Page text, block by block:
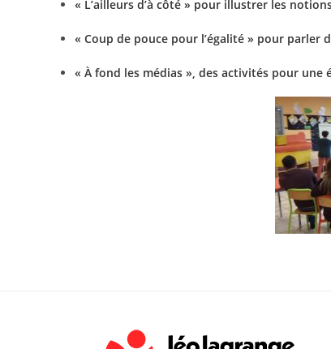
« L’ailleurs d’à côté » pour illustrer les
« Coup de pouce pour l’égalité » pour parler
« À fond les médias », des activités pour une